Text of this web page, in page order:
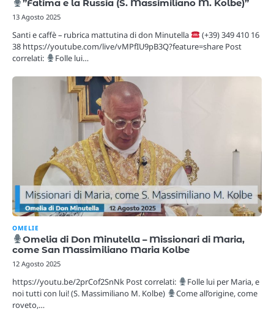
”Fatima e la Russia (S. Massimiliano M. Kolbe)”
13 Agosto 2025
Santi e caffè – rubrica mattutina di don Minutella
(+39) 349 410 16
38 https://youtube.com/live/vMPfIU9pB3Q?feature=share Post
correlati:
Folle lui…
OMELIE
Omelia di Don Minutella – Missionari di Maria,
come San Massimiliano Maria Kolbe
12 Agosto 2025
https://youtu.be/2prCof2SnNk Post correlati:
Folle lui per Maria, e
noi tutti con lui! (S. Massimiliano M. Kolbe)
Come all’origine, come
roveto,…